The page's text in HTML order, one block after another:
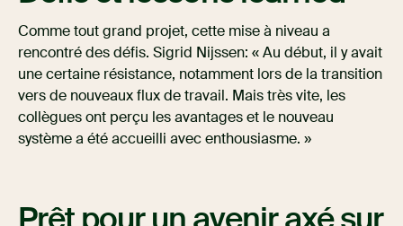
Comme tout grand projet, cette mise à niveau a
rencontré des défis. Sigrid Nijssen: « Au début, il y avait
une certaine résistance, notamment lors de la transition
vers de nouveaux flux de travail. Mais très vite, les
collègues ont perçu les avantages et le nouveau
système a été accueilli avec enthousiasme. »